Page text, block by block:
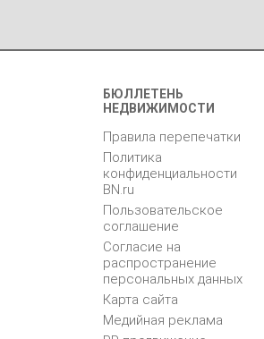
БЮЛЛЕТЕНЬ
НЕДВИЖИМОСТИ
Правила перепечатки
Политика
конфиденциальности
BN.ru
Пользовательское
соглашение
Согласие на
распространение
персональных данных
Карта сайта
Медийная реклама